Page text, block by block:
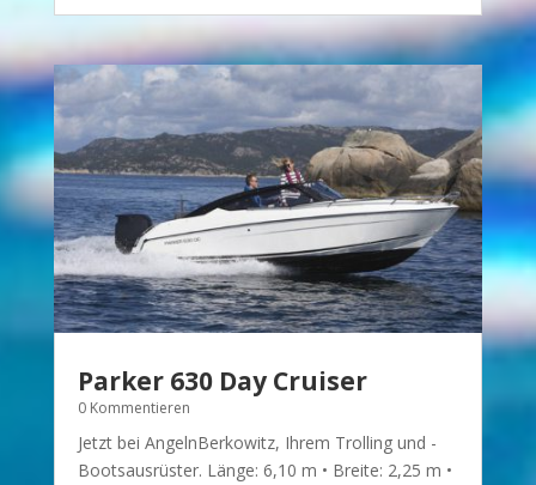
Parker 630 Day Cruiser
0 Kommentieren
Jetzt bei AngelnBerkowitz, Ihrem Trolling und -
Bootsausrüster. Länge: 6,10 m • Breite: 2,25 m •